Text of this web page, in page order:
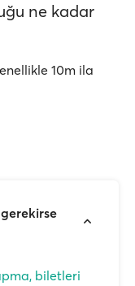
ne kadar
10m ila
biletleri